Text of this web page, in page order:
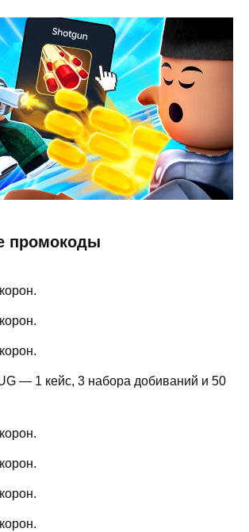
промокоды
— 1 кейс, 3 набора добиваний и 50